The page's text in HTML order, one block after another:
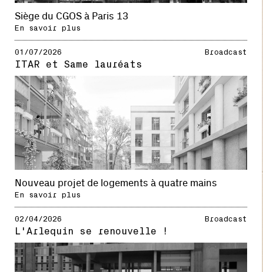
Siège du CGOS à Paris 13
En savoir plus
01/07/2026 Broadcast
ITAR et Same lauréats
Nouveau projet de logements à quatre mains
En savoir plus
02/04/2026 Broadcast
L'Arlequin se renouvelle !